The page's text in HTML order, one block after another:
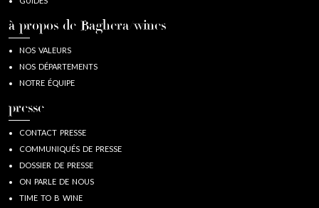
à propos de Baghera/wines
NOS VALEURS
NOS DÉPARTEMENTS
NOTRE ÉQUIPE
presse
CONTACT PRESSE
COMMUNIQUÉS DE PRESSE
DOSSIER DE PRESSE
ON PARLE DE NOUS
TIME TO B WINE